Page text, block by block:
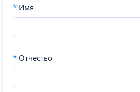
* Имя
* Отчество